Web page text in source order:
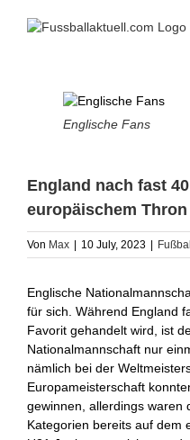
Englische Fans
England nach fast
europäischem Thron
Von Max 10 July, 2023
Englische
für sich. Während England
Favorit gehandelt wird, ist
Nationalmannschaft nur
nämlich bei der
Europameisterschaft
gewinnen, allerdings waren
Kategorien bereits auf dem